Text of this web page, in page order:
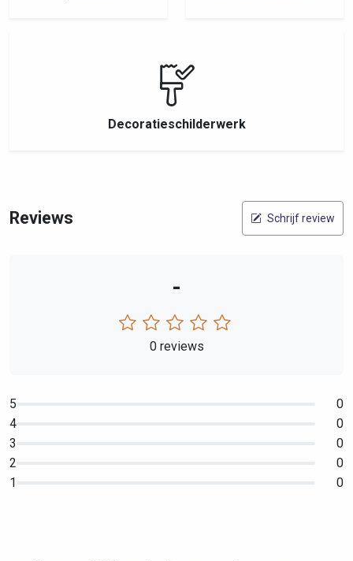
Decoratieschilderwerk
Reviews Schrijf review
-
0 reviews
5
0
4
0
3
0
2
0
1
0